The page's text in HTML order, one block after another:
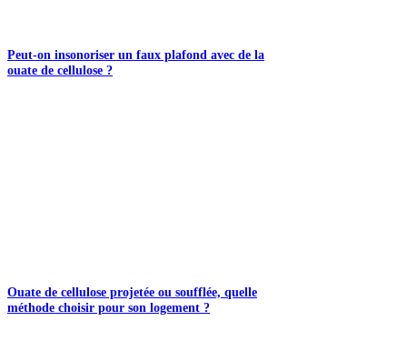
Peut-on insonoriser un faux plafond avec de la
ouate de cellulose ?
Ouate de cellulose projetée ou soufflée, quelle
méthode choisir pour son logement ?